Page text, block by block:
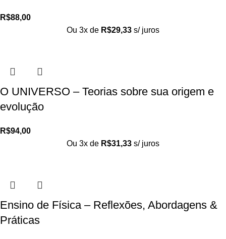
R$88,00
Ou 3x de R$29,33 s/ juros
O UNIVERSO – Teorias sobre sua origem e
evolução
R$94,00
Ou 3x de R$31,33 s/ juros
Ensino de Física – Reflexões, Abordagens &
Práticas